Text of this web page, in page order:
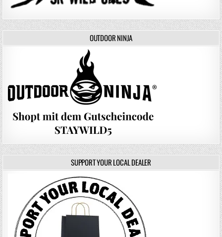
OUTDOOR NINJA
SUPPORT YOUR LOCAL DEALER